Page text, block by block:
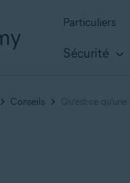
Particuliers
Sécurité
Conseils Qu’est-ce